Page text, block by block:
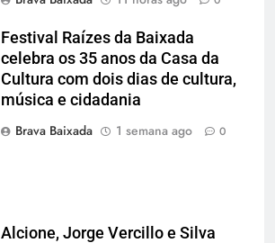
Festival Raízes da Baixada
celebra os 35 anos da Casa da
Cultura com dois dias de cultura,
música e cidadania
Brava Baixada
1 semana ago 0
Alcione, Jorge Vercillo e Silva